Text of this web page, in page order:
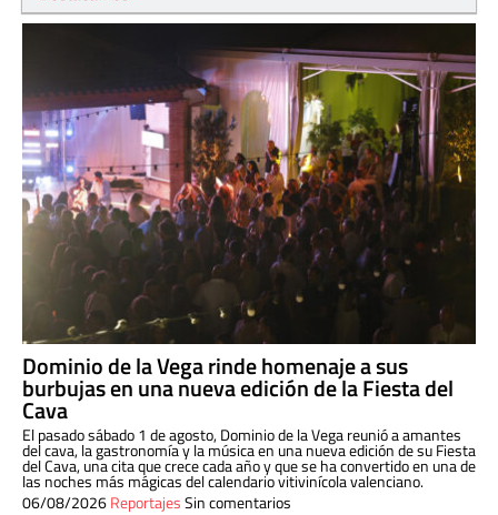
Dominio de la Vega rinde homenaje a sus
burbujas en una nueva edición de la Fiesta del
Cava
El pasado sábado 1 de agosto, Dominio de la Vega reunió a amantes
del cava, la gastronomía y la música en una nueva edición de su Fiesta
del Cava, una cita que crece cada año y que se ha convertido en una de
las noches más mágicas del calendario vitivinícola valenciano.
06/08/2026ReportajesSin comentarios